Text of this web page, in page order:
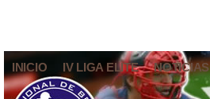
INICIO IV LIGA ELITE NOTICIAS